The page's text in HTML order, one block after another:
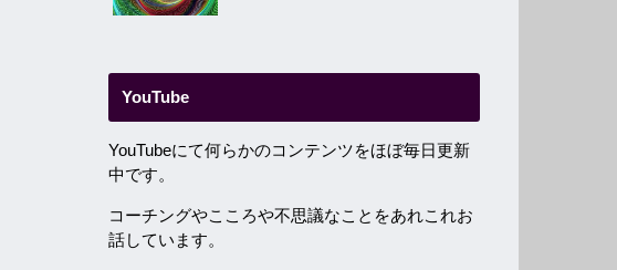
YouTube
YouTubeにて何らかのコンテンツをほぼ毎日更新
中です。
コーチングやこころや不思議なことをあれこれお
話しています。